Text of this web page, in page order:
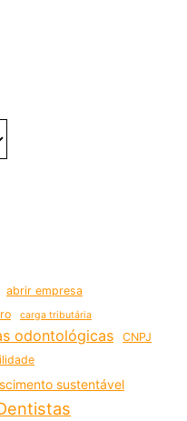
abrir empresa
carga tributária
odontológicas CNPJ
sustentável